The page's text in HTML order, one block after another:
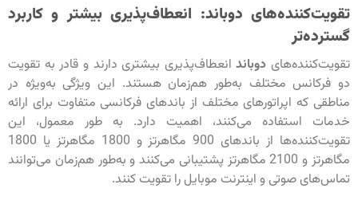
تقویت‌کننده‌های دوباند: انعطاف‌پذیری بیشتر و کاربرد
گسترده‌تر
تقویت‌کننده‌های دوباندانعطاف‌پذیری بیشتری دارند و قادر به تقویت
دو فرکانس مختلف به‌طور هم‌زمان هستند. این ویژگی به‌ویژه در
مناطقی که اپراتورهای مختلف از باندهای فرکانسی متفاوت برای ارائه
خدمات استفاده می‌کنند، اهمیت دارد. به طور معمول، این
تقویت‌کننده‌ها از باندهای 900 مگاهرتز و 1800 مگاهرتز یا 1800
مگاهرتز و 2100 مگاهرتز پشتیبانی می‌کنند و به‌طور هم‌زمان می‌توانند
تماس‌های صوتی و اینترنت موبایل را تقویت کنند.